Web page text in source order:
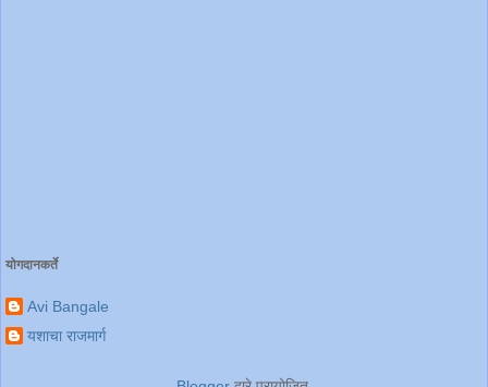
योगदानकर्ते
Avi Bangale
यशाचा राजमार्ग